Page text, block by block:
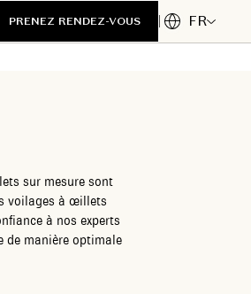
PRENEZ RENDEZ-VOUS FR
sur mesure sont
voilages à œillets
à nos experts
de manière optimale